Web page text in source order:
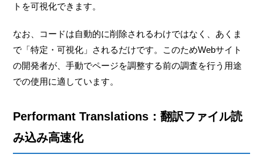
トを可視化できます。
なお、コードは自動的に削除されるわけではなく、あくま
で「特定・可視化」されるだけです。このためWebサイト
の開発者が、手動でページを調整する前の調査を行う用途
での使用に適しています。
Performant Translations：翻訳ファイル読
み込み高速化